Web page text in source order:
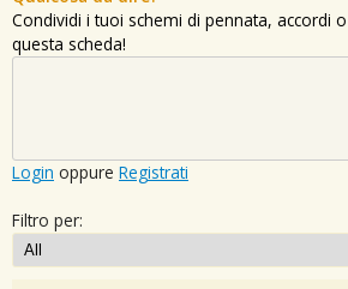
Condividi i tuoi schemi di pennata, accordi
questa scheda!
Login oppure Registrati
Filtro per: